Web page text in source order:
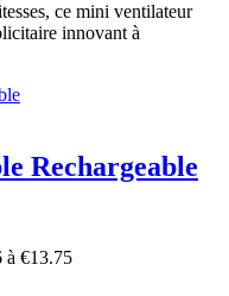
ce mini ventilateur
innovant à
Rechargeable
à €13.75